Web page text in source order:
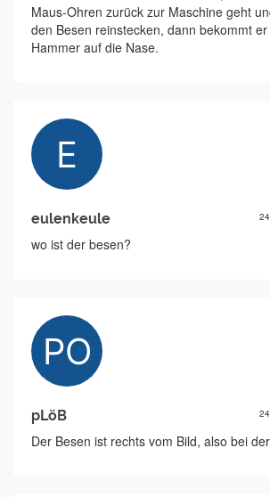
Maus-Ohren zurück zur Maschine geht
den Besen reinstecken, dann bekommt
Hammer auf die Nase.
eulenkeule
wo ist der besen?
pLöB
Der Besen ist rechts vom Bild, also bei